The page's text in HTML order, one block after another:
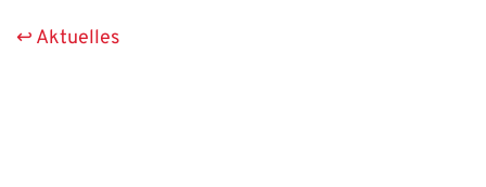
Aktuelles